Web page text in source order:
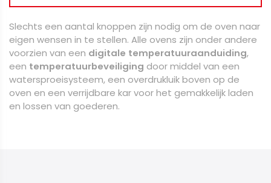
Slechts een aantal knoppen zijn nodig om de oven naar
eigen wensen in te stellen. Alle ovens zijn onder andere
voorzien van een digitale temperatuuraanduiding,
een temperatuurbeveiliging door middel van een
watersproeisysteem, een overdrukluik boven op de
oven en een verrijdbare kar voor het gemakkelijk laden
en lossen van goederen.